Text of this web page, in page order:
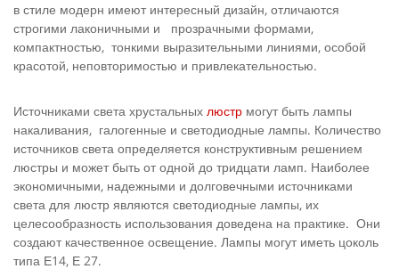
в стиле модерн имеют интересный дизайн, отличаются
строгими лаконичными и прозрачными формами,
компактностью, тонкими выразительными линиями, особой
красотой, неповторимостью и привлекательностью.
Источниками света хрустальных люстр могут быть лампы
накаливания, галогенные и светодиодные лампы. Количество
источников света определяется конструктивным решением
люстры и может быть от одной до тридцати ламп. Наиболее
экономичными, надежными и долговечными источниками
света для люстр являются светодиодные лампы, их
целесообразность использования доведена на практике. Они
создают качественное освещение. Лампы могут иметь цоколь
типа Е14, Е 27.